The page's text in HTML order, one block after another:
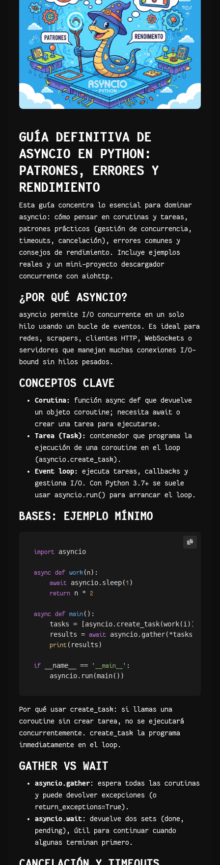
GUÍA DEFINITIVA DE
ASYNCIO EN PYTHON:
PATRONES, ERRORES Y
RENDIMIENTO
Esta guía concentra lo esencial para dominar
asyncio: cómo pensar en corutinas y tareas,
patrones prácticos (gestión de concurrencia,
timeouts, cancelación), errores comunes y
consejos de rendimiento. Incluye ejemplos
reales y un mini-proyecto descargador
concurrente con aiohttp.
¿POR QUÉ ASYNCIO?
asyncio permite I/O concurrente en un solo
hilo usando un bucle de eventos. Es ideal para
redes, scrapers, clientes HTTP, WebSockets o
servidores que manejan muchas conexiones I/O-
bound sin hilos pesados.
CONCEPTOS CLAVE
Corutina: función async def que devuelve
un objeto coroutine; necesita await o
crear una tarea para ejecutarse.
Tarea (Task): contenedor que programa la
ejecución de una coroutine en el loop
(asyncio.create_task).
Event loop: ejecuta tareas, callbacks y
gestiona I/O. Con Python 3.7+ se suele
usar asyncio.run() para arrancar el loop.
BASES: EJEMPLO MÍNIMO
import asyncio
async def work (n):
await asyncio.sleep( 1 )
return n * 2
async def main ():
    tasks = [asyncio.create_task(work(i))
    results =
await asyncio.gather(*tasks)
print (results)
if __name__ == '__main__' :
Por qué usar create_task: si llamas una
coroutine sin crear tarea, no se ejecutará
concurrentemente. create_task la programa
inmediatamente en el loop.
GATHER VS WAIT
asyncio.gather: espera todas las corutinas
y puede devolver excepciones (o
return_exceptions=True).
asyncio.wait: devuelve dos sets (done,
pending), útil para continuar cuando
algunas terminan primero.